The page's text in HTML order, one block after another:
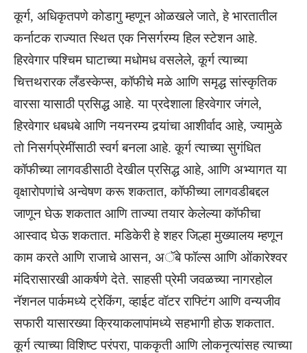
कूर्ग, अधिकृतपणे कोडागु म्हणून ओळखले जाते, हे भारतातील
कर्नाटक राज्यात स्थित एक निसर्गरम्य हिल स्टेशन आहे.
हिरवेगार पश्चिम घाटाच्या मधोमध वसलेले, कूर्ग त्याच्या
चित्तथरारक लँडस्केप्स, कॉफीचे मळे आणि समृद्ध सांस्कृतिक
वारसा यासाठी प्रसिद्ध आहे. या प्रदेशाला हिरवेगार जंगले,
हिरवेगार धबधबे आणि नयनरम्य दर्‍यांचा आशीर्वाद आहे, ज्यामुळे
तो निसर्गप्रेमींसाठी स्वर्ग बनला आहे. कूर्ग त्याच्या सुगंधित
कॉफीच्या लागवडीसाठी देखील प्रसिद्ध आहे, आणि अभ्यागत या
वृक्षारोपणांचे अन्वेषण करू शकतात, कॉफीच्या लागवडीबद्दल
जाणून घेऊ शकतात आणि ताज्या तयार केलेल्या कॉफीचा
आस्वाद घेऊ शकतात. मडिकेरी हे शहर जिल्हा मुख्यालय म्हणून
काम करते आणि राजाचे आसन, अॅबे फॉल्स आणि ओंकारेश्वर
मंदिरासारखी आकर्षणे देते. साहसी प्रेमी जवळच्या नागरहोल
नॅशनल पार्कमध्ये ट्रेकिंग, व्हाईट वॉटर राफ्टिंग आणि वन्यजीव
सफारी यासारख्या क्रियाकलापांमध्ये सहभागी होऊ शकतात.
कूर्ग त्याच्या विशिष्ट परंपरा, पाककृती आणि लोकनृत्यांसह त्याच्या